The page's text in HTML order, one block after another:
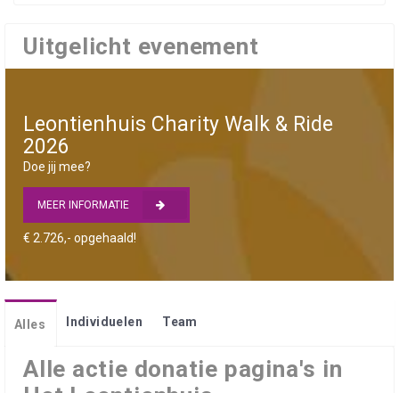
Uitgelicht evenement
Leontienhuis Charity Walk & Ride
2026
Doe jij mee?
MEER INFORMATIE
€ 2.726,- opgehaald!
Alles Individuelen Team
Alle actie donatie pagina's in